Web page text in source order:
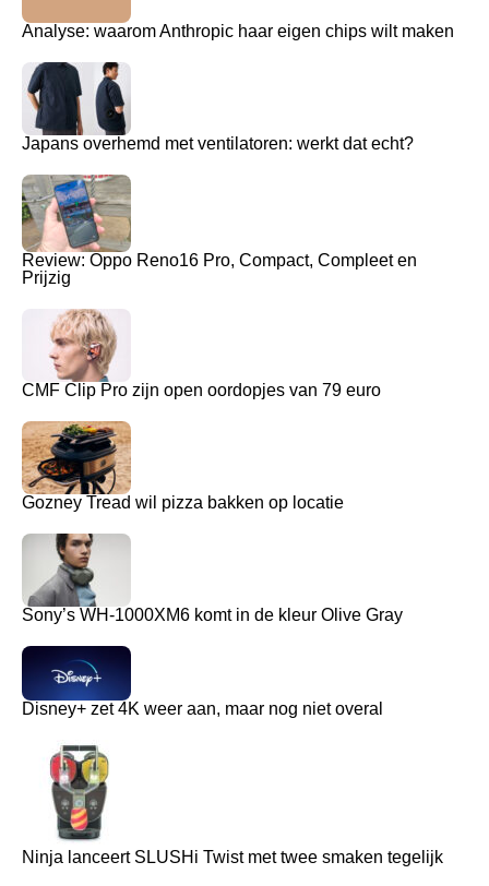
Analyse: waarom Anthropic haar eigen chips wilt maken
Japans overhemd met ventilatoren: werkt dat echt?
Review: Oppo Reno16 Pro, Compact, Compleet en
Prijzig
CMF Clip Pro zijn open oordopjes van 79 euro
Gozney Tread wil pizza bakken op locatie
Sony’s WH-1000XM6 komt in de kleur Olive Gray
Disney+ zet 4K weer aan, maar nog niet overal
Ninja lanceert SLUSHi Twist met twee smaken tegelijk